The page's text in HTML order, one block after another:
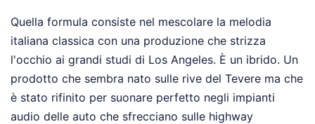
Quella formula consiste nel mescolare la melodia
italiana classica con una produzione che strizza
l'occhio ai grandi studi di Los Angeles. È un ibrido. Un
prodotto che sembra nato sulle rive del Tevere ma che
è stato rifinito per suonare perfetto negli impianti
audio delle auto che sfrecciano sulle highway